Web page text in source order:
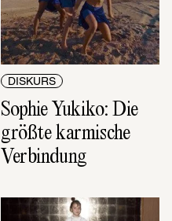
DISKURS
Sophie Yukiko: Die
größte karmische
Verbindung